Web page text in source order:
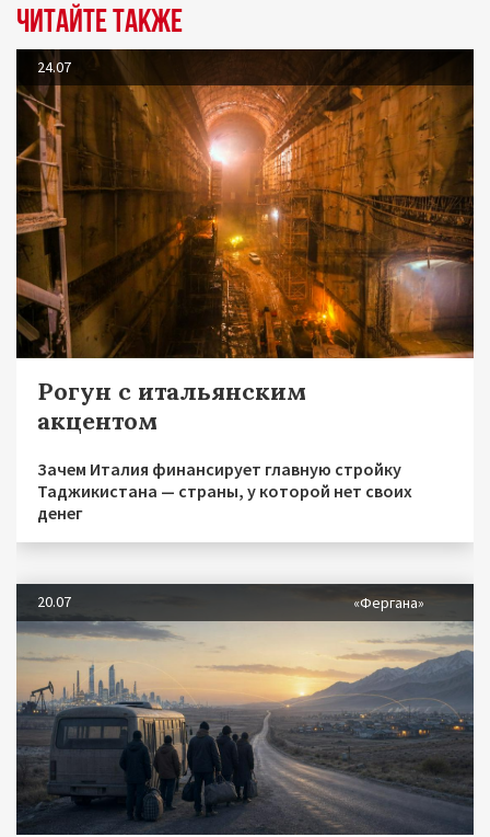
Читайте также
24.07
Рогун с итальянским
акцентом
Зачем Италия финансирует главную стройку
Таджикистана — страны, у которой нет своих
денег
20.07 «Фергана»